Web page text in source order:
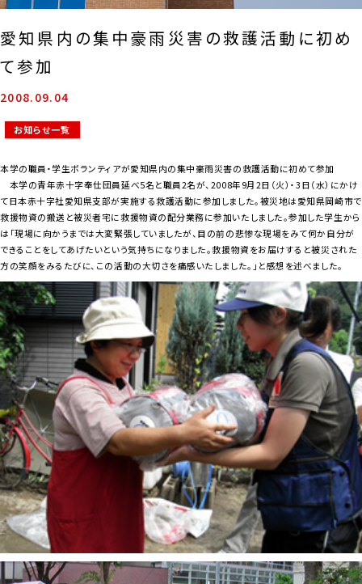
愛知県内の集中豪雨災害の救護活動に初め
て参加
2008.09.04
お知らせ一覧
本学の職員・学生ボランティアが愛知県内の集中豪雨災害の救護活動に初めて参加
本学の青年赤十字奉仕団員延べ5名と職員2名が、2008年9月2日（火）・3日（水）にかけ
て日本赤十字社愛知県支部が実施する救護活動に参加しました。被災地は愛知県岡崎市で
救援物資の搬送と被災者宅に救援物資の配分業務に参加いたしました。参加した学生から
は「現場に向かうまでは大変緊張していましたが、目の前の悲惨な現場をみて何か自分が
できることをしてあげたいという気持ちになりました。救援物資をお届けすると被災された
方の笑顔をみるたびに、この活動の大切さを痛感いたしました。」と感想を述べました。